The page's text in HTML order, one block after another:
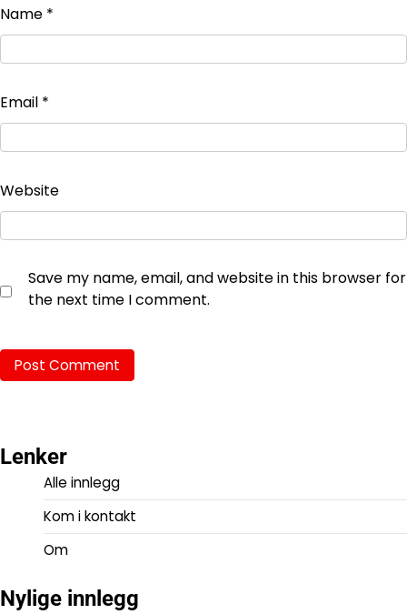
Name *
Email *
Website
Save my name, email, and website in this browser for
the next time I comment.
Lenker
Alle innlegg
Kom i kontakt
Om
Nylige innlegg